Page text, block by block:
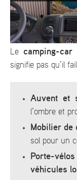
Lecamping-car
signifie pas qu’il
Auvent et
l’ombre et
Mobilier de
sol pour un
Porte-vélos
véhicules